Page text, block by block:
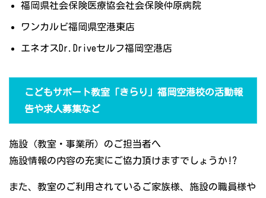
福岡県社会保険医療協会社会保険仲原病院
ワンカルビ福岡県空港東店
エネオスDr.Driveセルフ福岡空港店
こどもサポート教室「きらり」福岡空港校の活動報
告や求人募集など
施設（教室・事業所）のご担当者へ
施設情報の内容の充実にご協力頂けますでしょうか!?
また、教室のご利用されているご家族様、施設の職員様や